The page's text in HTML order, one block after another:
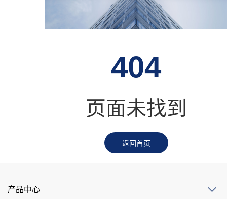
404
页面未找到
返回首页
产品中心